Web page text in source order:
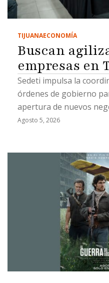
TIJUANAECONOMÍA
Buscan
empresas en
Sedeti impulsa la
órdenes de gobierno
apertura de nuevos
Agosto 5, 2026